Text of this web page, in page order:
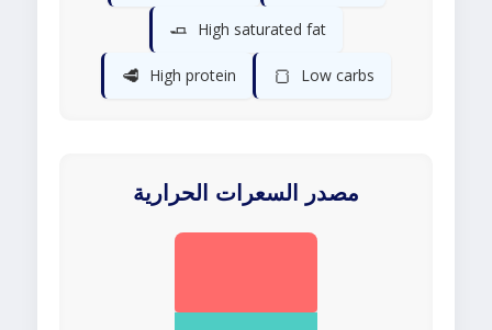
🧈 High saturated fat
🥩 High protein 🍞 Low carbs
مصدر السعرات الحرارية